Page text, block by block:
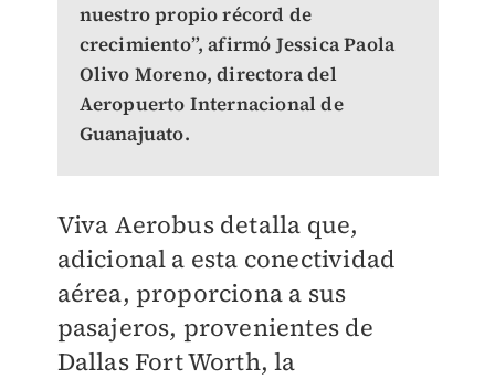
nuestro propio récord de
crecimiento”, afirmó Jessica Paola
Olivo Moreno, directora del
Aeropuerto Internacional de
Guanajuato.
Viva Aerobus detalla que,
adicional a esta conectividad
aérea, proporciona a sus
pasajeros, provenientes de
Dallas Fort Worth, la